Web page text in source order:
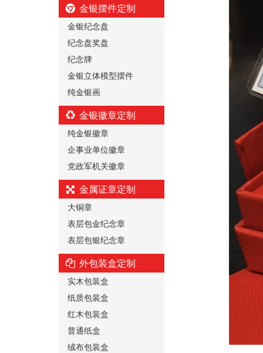
金银摆件定制
金银纪念盘
纪念盘奖盘
纪念牌
金银立体模型摆件
纯金银画
金银徽章定制
纯金银徽章
企事业单位徽章
党政军机关徽章
金属证章定制
大铜章
表层包金纪念章
表层包银纪念章
外包装盒定制
实木包装盒
纸质包装盒
红木包装盒
普通纸盒
绒布包装盒